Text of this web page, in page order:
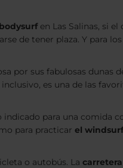
en Las Salinas, si el
de tener plaza. Y para
por sus fabulosas dunas
es una de las
indicado para una comida
para practicar el
o autobús. La